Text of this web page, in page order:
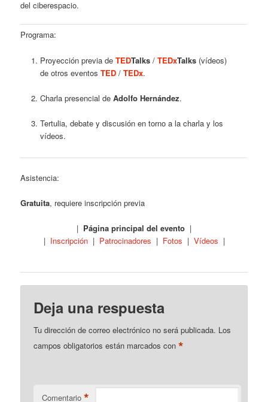
del ciberespacio.
Programa:
Proyección previa de TEDTalks/ TEDxTalks(vídeos)
de otros eventos TED/ TEDx.
Charla presencial de Adolfo Hernández.
Tertulia, debate y discusión en torno a la charla y los
vídeos.
Asistencia:
Gratuita, requiere inscripción previa
| Página principal del evento |
| Inscripción| Patrocinadores | Fotos | Vídeos |
Deja una respuesta
Tu dirección de correo electrónico no será publicada. Los
campos obligatorios están marcados con*
Comentario *